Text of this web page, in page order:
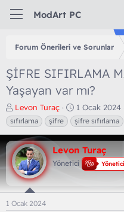
ModArt PC
Forum Önerileri ve Sorunlar
ŞİFRE SIFIRLAMA
Yaşayan var mı?
K
o
n
b
u
y
u
b
a
ş
Levon Turaç
B
a
ş
l
a
n
ç
1 Ocak 2024
sıfırlama
şifre şifre sıfırlama
Levon Turaç
Yönetici Yönetici
1 Ocak 2024